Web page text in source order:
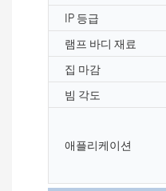
IP 등급
램프 바디 재료
집 마감
빔 각도
애플리케이션